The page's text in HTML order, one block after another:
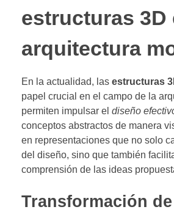
estructuras 3D
arquitectura
En la actualidad, las estructuras
papel crucial en el campo de la
permiten impulsar el diseño
conceptos abstractos de manera
en representaciones que no solo
del diseño, sino que también
comprensión de las ideas
Transformación